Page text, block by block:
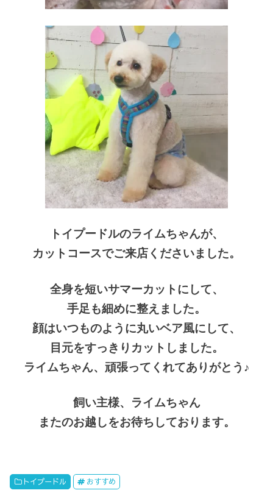
トイプードルのライムちゃんが、
カットコースでご来店くださいました。
全身を短いサマーカットにして、
手足も細めに整えました。
顔はいつものように丸いベア風にして、
目元をすっきりカットしました。
ライムちゃん、頑張ってくれてありがとう♪
飼い主様、ライムちゃん
またのお越しをお待ちしております。
トイプードル おすすめ